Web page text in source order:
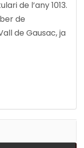
de l’any 1013.
de
de Gausac, ja